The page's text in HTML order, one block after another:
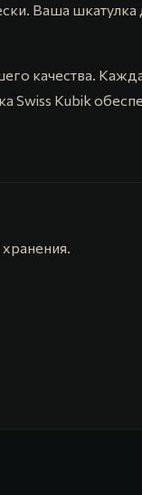
Ваша шкатулка
качества.
Swiss Kubik